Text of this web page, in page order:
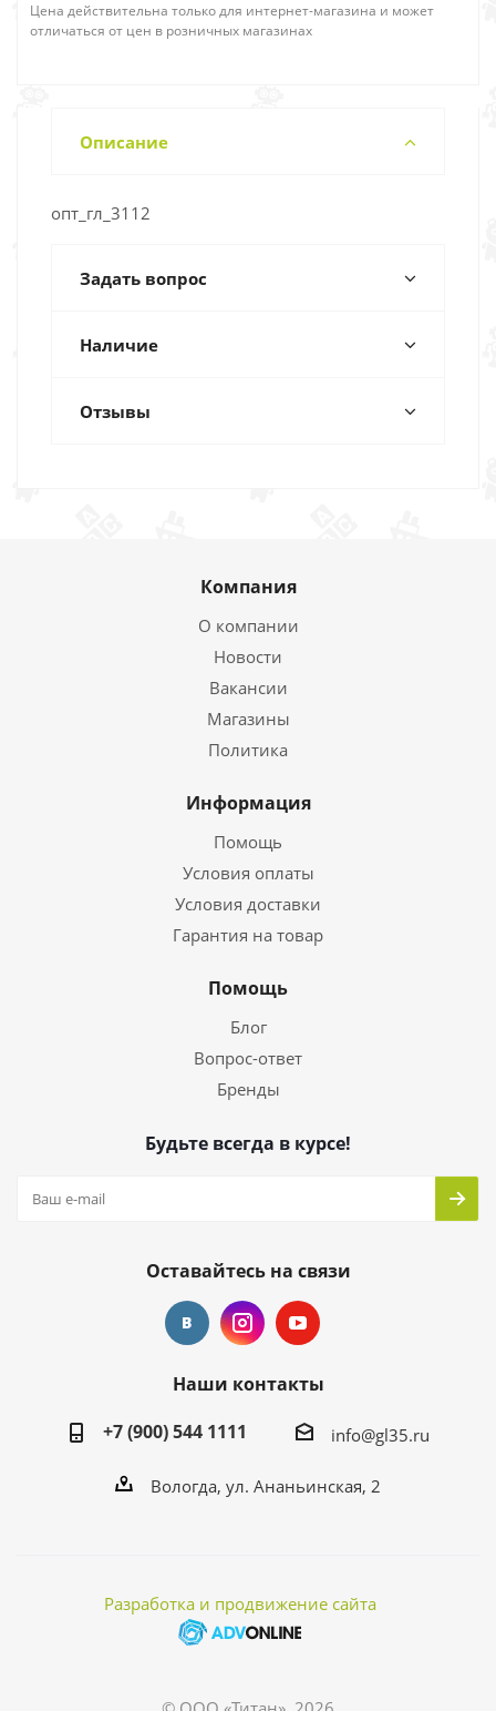
Цена действительна только для интернет-магазина и может
отличаться от цен в розничных магазинах
Описание
опт_гл_3112
Задать вопрос
Наличие
Отзывы
Компания
О компании
Новости
Вакансии
Магазины
Политика
Информация
Помощь
Условия оплаты
Условия доставки
Гарантия на товар
Помощь
Блог
Вопрос-ответ
Бренды
Будьте всегда в курсе!
Оставайтесь на связи
Наши контакты
+7 (900) 544 1111
info@gl35.ru
Вологда, ул. Ананьинская, 2
Разработка и продвижение сайта